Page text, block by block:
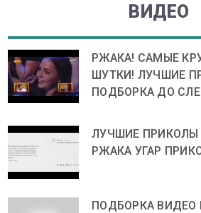
ВИДЕО
РЖАКА! САМЫЕ
ШУТКИ! ЛУЧШИЕ
ПОДБОРКА ДО
ЛУЧШИЕ ПРИКОЛЫ
РЖАКА УГАР
ПОДБОРКА ВИДЕО